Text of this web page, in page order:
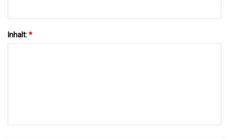
Inhalt:*